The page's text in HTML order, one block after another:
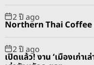
2 ปี ago
Northern Thai Coffee
2 ปี ago
เปิดแล้ว! งาน ‘เมืองเก่า